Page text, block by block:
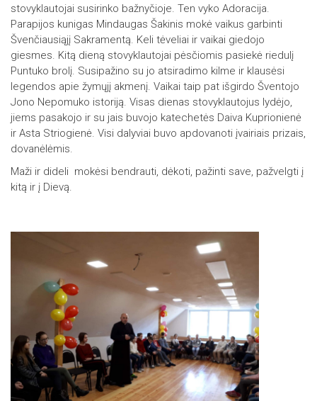
stovyklautojai susirinko bažnyčioje. Ten vyko Adoracija.
Parapijos kunigas Mindaugas Šakinis mokė vaikus garbinti
Švenčiausiąjį Sakramentą. Keli tėveliai ir vaikai giedojo
giesmes. Kitą dieną stovyklautojai pėsčiomis pasiekė riedulį
Puntuko brolį. Susipažino su jo atsiradimo kilme ir klausėsi
legendos apie žymųjį akmenį. Vaikai taip pat išgirdo Šventojo
Jono Nepomuko istoriją. Visas dienas stovyklautojus lydėjo,
jiems pasakojo ir su jais buvojo katechetės Daiva Kuprionienė
ir Asta Striogienė. Visi dalyviai buvo apdovanoti įvairiais prizais,
dovanėlėmis.
Maži ir dideli mokėsi bendrauti, dėkoti, pažinti save, pažvelgti į
kitą ir į Dievą.